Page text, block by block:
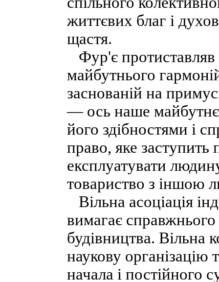
життєвих благ і
щастя.
Фур'є протиставляв
майбутнього
заснованій на
— ось наше
його здібностями і
право, яке
експлуатувати
товариство з іншою
Вільна асоціація
вимагає
будівництва. Вільна
наукову організацію
начала і постійного